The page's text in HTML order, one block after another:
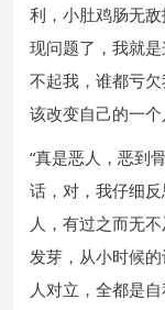
利，小肚鸡肠无
现问题了，我就
不起我，谁都亏
该改变自己的一个
“真是恶人，恶到
话，对，我仔细
人，有过之而无
发芽，从小时候
人对立，全都是